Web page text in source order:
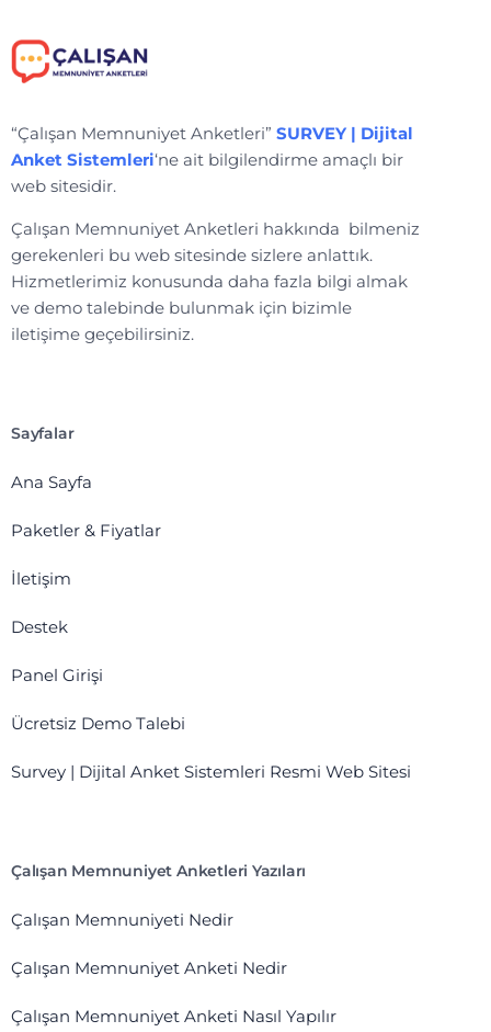
“Çalışan Memnuniyet Anketleri” SURVEY | Dijital
Anket Sistemleri‘ne ait bilgilendirme amaçlı bir
web sitesidir.
Çalışan Memnuniyet Anketleri hakkında bilmeniz
gerekenleri bu web sitesinde sizlere anlattık.
Hizmetlerimiz konusunda daha fazla bilgi almak
ve demo talebinde bulunmak için bizimle
iletişime geçebilirsiniz.
Sayfalar
Ana Sayfa
Paketler & Fiyatlar
İletişim
Destek
Panel Girişi
Ücretsiz Demo Talebi
Survey | Dijital Anket Sistemleri Resmi Web Sitesi
Çalışan Memnuniyet Anketleri Yazıları
Çalışan Memnuniyeti Nedir
Çalışan Memnuniyet Anketi Nedir
Çalışan Memnuniyet Anketi Nasıl Yapılır